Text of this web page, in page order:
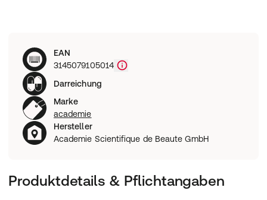
EAN
3145079105014
Darreichung
Marke
academie
Hersteller
Academie Scientifique de Beaute GmbH
Produktdetails & Pflichtangaben